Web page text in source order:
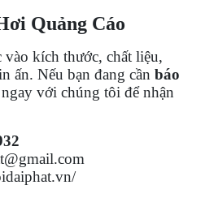
Quảng Cáo
kích thước, chất liệu,
ấn. Nếu bạn đang cần báo
với chúng tôi để nhận